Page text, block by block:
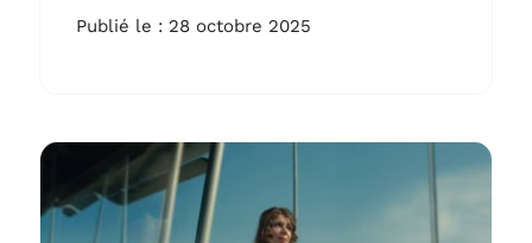
Publié le : 28 octobre 2025